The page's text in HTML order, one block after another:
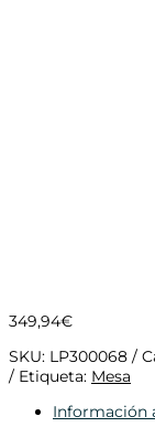
349,94€
SKU: LP300068
Etiqueta: Mesa
Información